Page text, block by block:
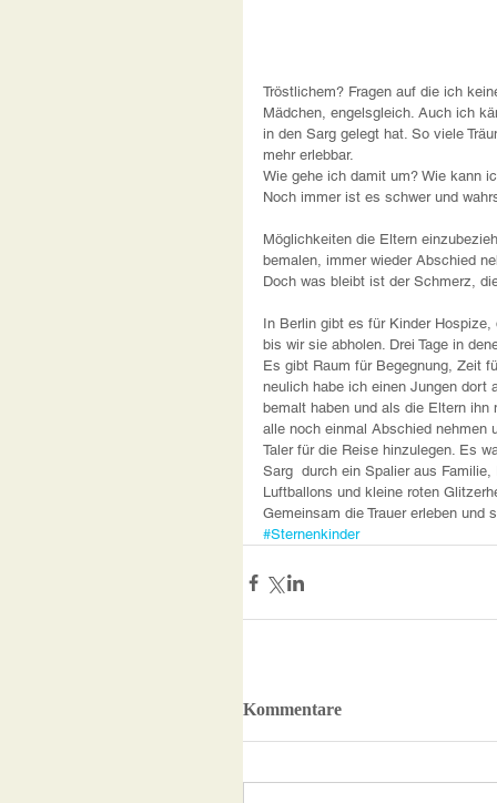
Tröstlichem? Fragen auf die ich
Mädchen, engelsgleich. Auch ich
in den Sarg gelegt hat. So viele
mehr erlebbar.
Wie gehe ich damit um? Wie kann
Noch immer ist es schwer und
Möglichkeiten die Eltern
bemalen, immer wieder Abschied
Doch was bleibt ist der Schmerz,
In Berlin gibt es für Kinder
bis wir sie abholen. Drei Tage in
Es gibt Raum für Begegnung, Zeit
neulich habe ich einen Jungen dort
bemalt haben und als die Eltern ihn
alle noch einmal Abschied nehmen
Taler für die Reise hinzulegen. Es
Sarg  durch ein Spalier aus
Luftballons und kleine roten
Gemeinsam die Trauer erleben
#Sternenkinder
Kommentare